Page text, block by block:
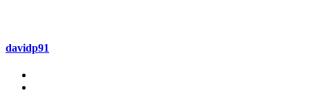
davidp91